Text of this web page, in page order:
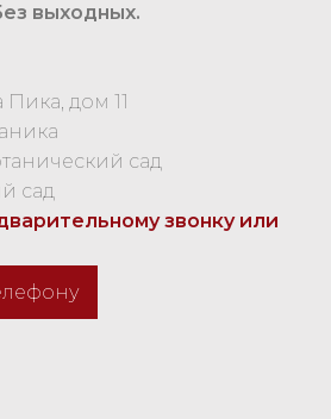
выходных.
дом 11
сад
сад
звонку или